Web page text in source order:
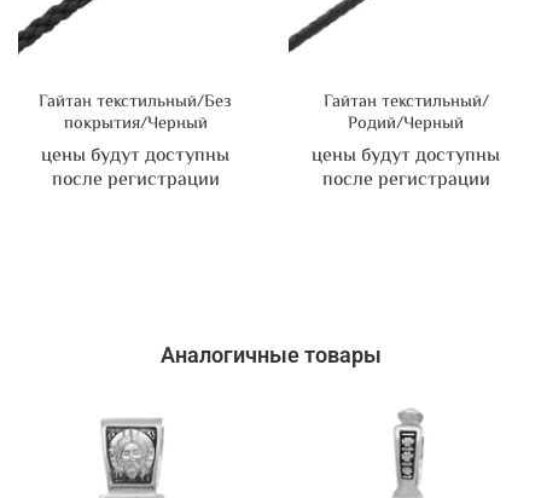
Гайтан текстильный/Без
покрытия/Черный
цены будут доступны
после регистрации
Гайтан текстильный/
Родий/Черный
цены будут доступны
после регистрации
Аналогичные товары